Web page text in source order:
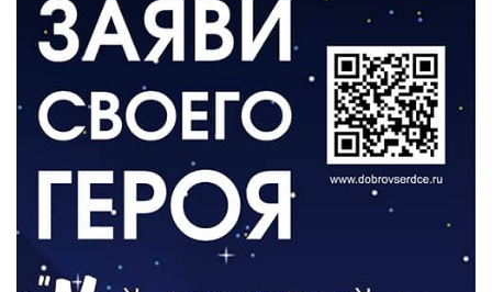
ВЛАСТЬ
День памяти и «Симфония народов»
06.08.2026
Новый настил на экотропе
05.08.2026